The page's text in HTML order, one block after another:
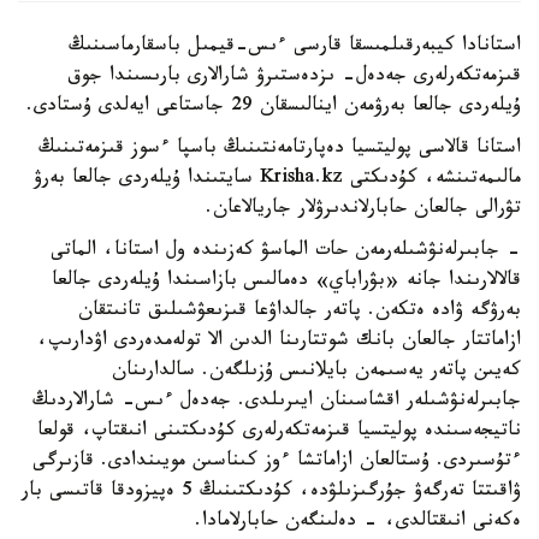
استانادا كيبەرقىلمىسقا قارسى ءىس-قيمىل باسقارماسىنىڭ
قىزمەتكەرلەرى جەدەل- ىزدەستىرۋ شارالارى بارىسىندا جوق
ۇيلەردى جالعا بەرۋمەن اينالىسقان 29 جاستاعى ايەلدى ۇستادى.
استانا قالاسى پوليتسيا دەپارتامەنتىنىڭ باسپا ءسوز قىزمەتىنىڭ
مالىمەتىنشە، كۇدىكتى Krisha.kz سايتىندا ۇيلەردى جالعا بەرۋ
تۋرالى جالعان حابارلاندىرۋلار جاريالاعان.
- جابىرلەنۋشىلەرمەن حات الماسۋ كەزىندە ول استانا، الماتى
قالالارىندا جانە «بۋراباي» دەمالىس بازاسىندا ۇيلەردى جالعا
بەرۋگە ۋادە ەتكەن. پاتەر جالداۋعا قىزىعۋشىلىق تانىتقان
ازاماتتار جالعان بانك شوتتارىنا الدىن الا تولەمدەردى اۋدارىپ،
كەيىن پاتەر يەسىمەن بايلانىس ۇزىلگەن. سالدارىنان
جابىرلەنۋشىلەر اقشاسىنان ايىرىلدى. جەدەل ءىس- شارالاردىڭ
ناتيجەسىندە پوليتسيا قىزمەتكەرلەرى كۇدىكتىنى انىقتاپ، قولعا
ءتۇسىردى. ۇستالعان ازاماتشا ءوز كىناسىن مويىندادى. قازىرگى
ۋاقىتتا تەرگەۋ جۇرگىزىلۋدە، كۇدىكتىنىڭ 5 ەپيزودقا قاتىسى بار
ەكەنى انىقتالدى، - دەلىنگەن حابارلامادا.